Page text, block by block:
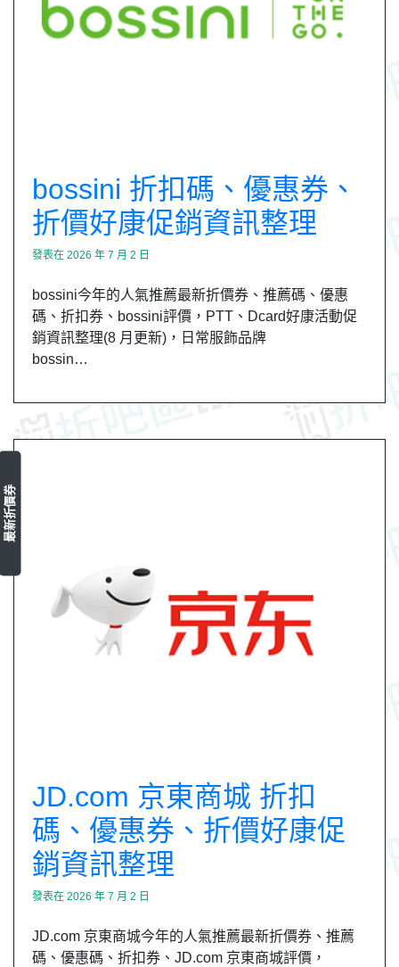
bossini 折扣碼、優惠券、
折價好康促銷資訊整理
發表在 2026 年 7 月 2 日
bossini今年的人氣推薦最新折價券、推薦碼、優惠
碼、折扣券、bossini評價，PTT、Dcard好康活動促
銷資訊整理(8 月更新)，日常服飾品牌
bossin…
最新折價券
JD.com 京東商城 折扣
碼、優惠券、折價好康促
銷資訊整理
發表在 2026 年 7 月 2 日
JD.com 京東商城今年的人氣推薦最新折價券、推薦
碼、優惠碼、折扣券、JD.com 京東商城評價，